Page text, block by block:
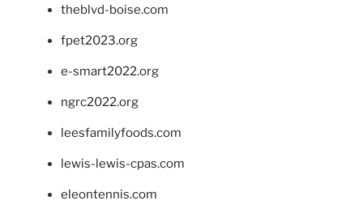
theblvd-boise.com
fpet2023.org
e-smart2022.org
ngrc2022.org
leesfamilyfoods.com
lewis-lewis-cpas.com
eleontennis.com